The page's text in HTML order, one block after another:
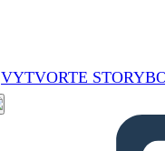
VYTVORTE